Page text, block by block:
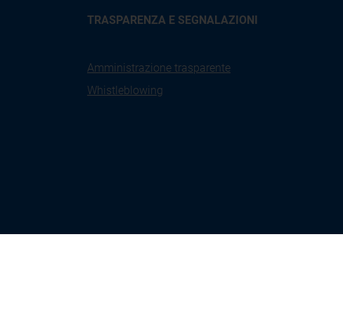
TRASPARENZA E SEGNALAZIONI
Amministrazione trasparente
Whistleblowing